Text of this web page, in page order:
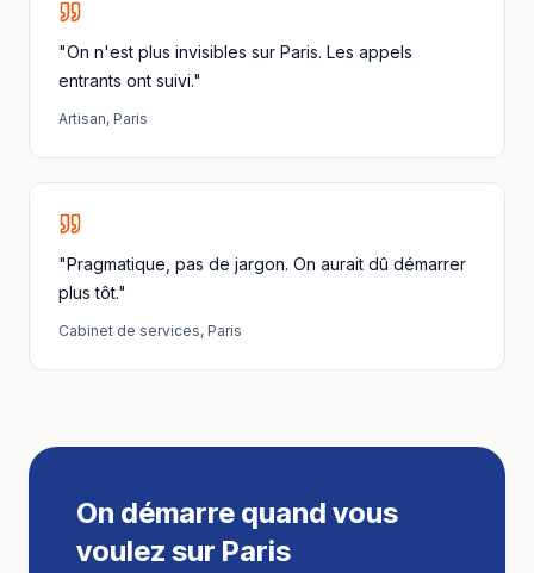
"On n'est plus invisibles sur Paris. Les appels
entrants ont suivi."
Artisan, Paris
"Pragmatique, pas de jargon. On aurait dû démarrer
plus tôt."
Cabinet de services, Paris
On démarre quand vous
voulez sur Paris